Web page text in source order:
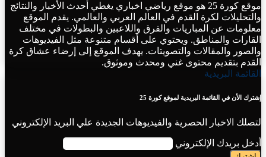
موقع كورة 25 هو موقع رياضي اخباري يغطي أحدث الأخبار والنتائج
والتحليلات لكرة القدم في العالم العربي والعالمي. يقدم الموقع
معلومات عن المباريات والفرق واللاعبين والبطولات في مختلف
القارات والمناطق. ويحتوي على أقسام متنوعة مثل الفيديوهات
والصور والمقالات والتصويتات. يهدف الموقع إلى إرضاء عشاق كرة
القدم بتقديم محتوى غني ومحدث وموثوق.
القائمة البريدية
إشترك الأن في القائمة البريدية لموقع كورة 25
لتصلك الاخبار الحصرية والفيديوهات الجديدة علي البريد الإلكتروني
أدخل بريدك الإلكتروني